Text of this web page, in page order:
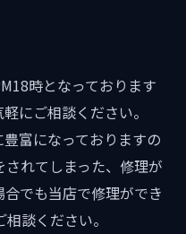
時となっております
にご相談ください。
富になっておりますの
れてしまった、修理が
でも当店で修理ができ
談ください。